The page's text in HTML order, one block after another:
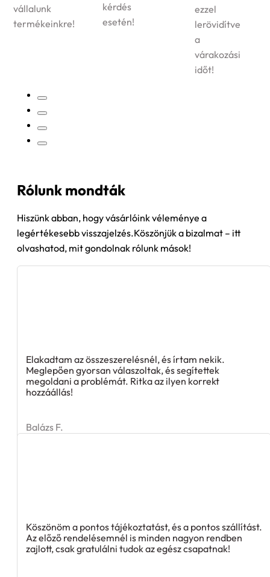
kérdés
esetén!
ezzel
lerövidítve
megrendelt
termékek
kiszállítását!
Rólunk mondták
Hiszünk abban, hogy vásárlóink véleménye a
legértékesebb visszajelzés.Köszönjük a bizalmat – itt
olvashatod, mit gondolnak rólunk mások!
Elakadtam az összeszerelésnél, és írtam nekik.
Meglepően gyorsan válaszoltak, és segítettek
megoldani a problémát. Ritka az ilyen korrekt
hozzáállás!
Balázs F.
Köszönöm a pontos tájékoztatást, és a pontos szállítást.
Az előző rendelésemnél is minden nagyon rendben
zajlott, csak gratulálni tudok az egész csapatnak!